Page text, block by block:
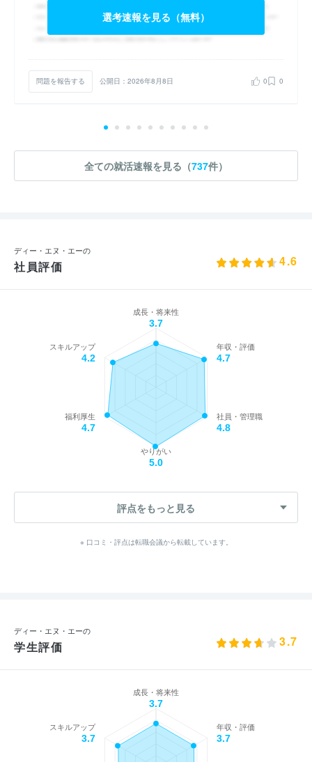
選考速報を見る（無料）
問題を報告する 公開日：2026年8月8日 0 0
全ての就活速報を見る（737件）
ディー・エヌ・エーの
社員評価 4.6
成長・将来性
3.7
年収・評価
4.7
社員・管理職
4.8
やりがい
5.0
福利厚生
4.7
スキルアップ
4.2
評点をもっと見る
※ 口コミ・評点は転職会議から転載しています。
ディー・エヌ・エーの
学生評価 3.7
成長・将来性
3.7
年収・評価
3.7
スキルアップ
3.7